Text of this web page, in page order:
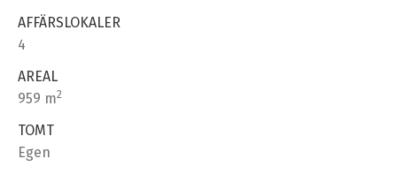
AFFÄRSLOKALER
4
AREAL
959 m2
TOMT
Egen